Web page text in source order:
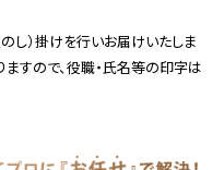
し）掛けを行いお届けいたしま
すので、役職・氏名等の印字は